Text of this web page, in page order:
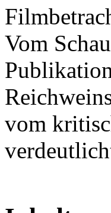
Vom
vom